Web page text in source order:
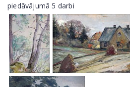
piedāvājumā 5 darbi